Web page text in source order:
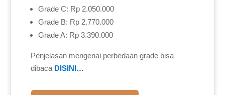
Grade C: Rp 2.050.000
Grade B: Rp 2.770.000
Grade A: Rp 3.390.000
Penjelasan mengenai perbedaan grade bisa
dibaca DISINI…